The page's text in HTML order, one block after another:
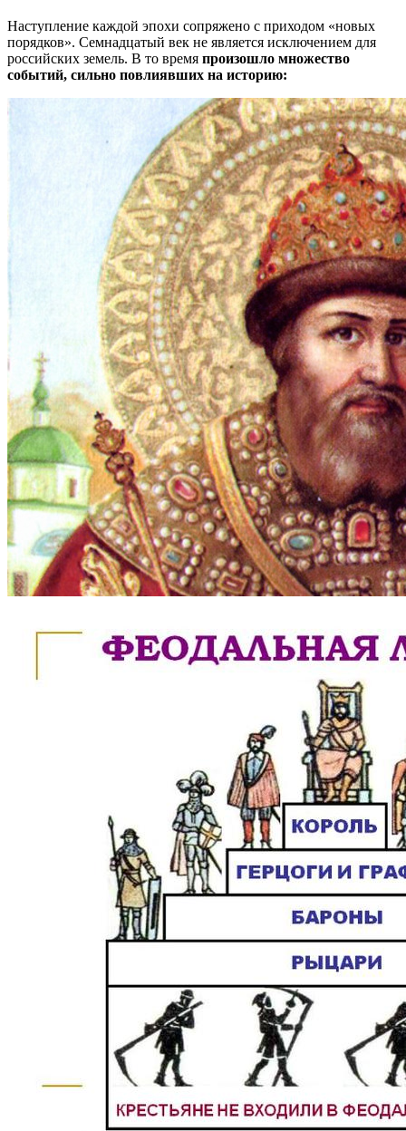
Наступление каждой эпохи сопряжено с приходом «новых
порядков». Семнадцатый век не является исключением для
российских земель. В то время произошло множество
событий, сильно повлиявших на историю: